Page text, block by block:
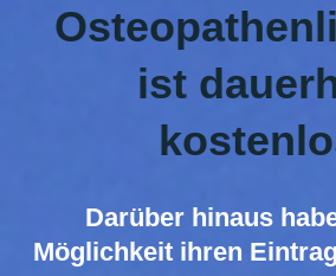
ist
Darüber hinaus
Möglichkeit ihren